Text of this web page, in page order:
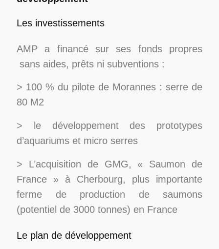
Les investissements
AMP a financé sur ses fonds propres
sans aides, prêts ni subventions :
> 100 % du pilote de Morannes : serre de
80 M2
> le développement des prototypes
d’aquariums et micro serres
> L’acquisition de GMG, « Saumon de
France » à Cherbourg, plus importante
ferme de production de saumons
(potentiel de 3000 tonnes) en France
Le plan de développement